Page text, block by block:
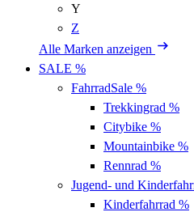
Y
Z
Alle Marken anzeigen
SALE %
FahrradSale %
Trekkingrad %
Citybike %
Mountainbike %
Rennrad %
Jugend- und
Kinderfahrrad %